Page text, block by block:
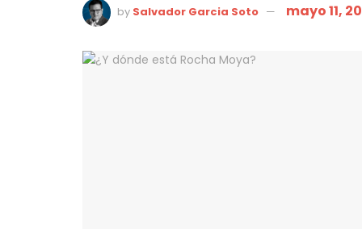
by Salvador Garcia Soto mayo 11,